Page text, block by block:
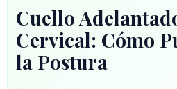
Cuello
Cervical: Cómo
la Postura